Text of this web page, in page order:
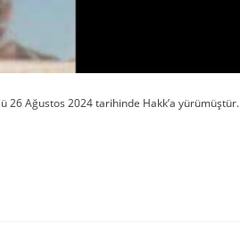
26 Ağustos 2024 tarihinde Hakk’a yürümüştür.